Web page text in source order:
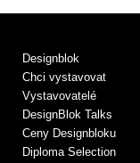
Designblok
Chci vystavovat
Vystavovatelé
DesignBlok Talks
Ceny Designbloku
Diploma Selection